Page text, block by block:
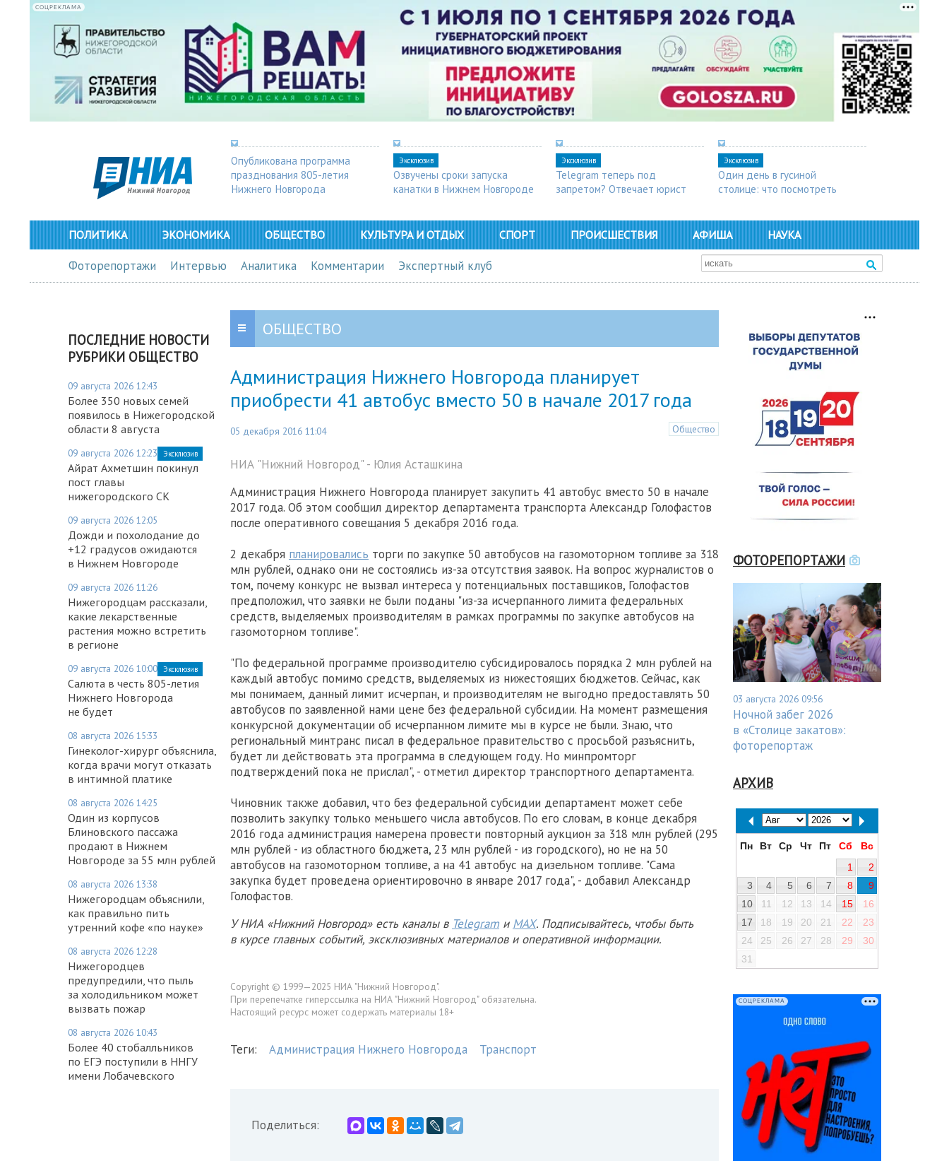
СОЦРЕКЛАМА
Опубликована программа
празднования 805-летия
Нижнего Новгорода
Эксклюзив
Озвучены сроки запуска
канатки в Нижнем Новгороде
Эксклюзив
Telegram теперь под
запретом? Отвечает юрист
Эксклюзив
Один день в гусиной
столице: что посмотреть
ПОЛИТИКА ЭКОНОМИКА ОБЩЕСТВО КУЛЬТУРА И ОТДЫХ СПОРТ ПРОИСШЕСТВИЯ АФИША НАУКА
Фоторепортажи Интервью Аналитика Комментарии Экспертный клуб
ПОСЛЕДНИЕ НОВОСТИ
РУБРИКИ ОБЩЕСТВО
09 августа 2026 12:43
Более 350 новых семей
появилось в Нижегородской
области 8 августа
09 августа 2026 12:23 Эксклюзив
Айрат Ахметшин покинул
пост главы
нижегородского СК
09 августа 2026 12:05
Дожди и похолодание до
+12 градусов ожидаются
в Нижнем Новгороде
09 августа 2026 11:26
Нижегородцам рассказали,
какие лекарственные
растения можно встретить
в регионе
09 августа 2026 10:00 Эксклюзив
Салюта в честь 805-летия
Нижнего Новгорода
не будет
08 августа 2026 15:33
Гинеколог-хирург объяснила,
когда врачи могут отказать
в интимной платике
08 августа 2026 14:25
Один из корпусов
Блиновского пассажа
продают в Нижнем
Новгороде за 55 млн рублей
08 августа 2026 13:38
Нижегородцам объяснили,
как правильно пить
утренний кофе «по науке»
08 августа 2026 12:28
Нижегородцев
предупредили, что пыль
за холодильником может
вызвать пожар
08 августа 2026 10:43
Более 40 стобалльников
по ЕГЭ поступили в ННГУ
имени Лобачевского
ОБЩЕСТВО
Администрация Нижнего Новгорода планирует
приобрести 41 автобус вместо 50 в начале 2017 года
05 декабря 2016 11:04 Общество
НИА "Нижний Новгород" - Юлия Асташкина
Администрация Нижнего Новгорода планирует закупить 41 автобус вместо 50 в начале
2017 года. Об этом сообщил директор департамента транспорта Александр Голофастов
после оперативного совещания 5 декабря 2016 года.
2 декабря планировались торги по закупке 50 автобусов на газомоторном топливе за 318
млн рублей, однако они не состоялись из-за отсутствия заявок. На вопрос журналистов о
том, почему конкурс не вызвал интереса у потенциальных поставщиков, Голофастов
предположил, что заявки не были поданы "из-за исчерпанного лимита федеральных
средств, выделяемых производителям в рамках программы по закупке автобусов на
газомоторном топливе".
"По федеральной программе производителю субсидировалось порядка 2 млн рублей на
каждый автобус помимо средств, выделяемых из нижестоящих бюджетов. Сейчас, как
мы понимаем, данный лимит исчерпан, и производителям не выгодно предоставлять 50
автобусов по заявленной нами цене без федеральной субсидии. На момент размещения
конкурсной документации об исчерпанном лимите мы в курсе не были. Знаю, что
региональный минтранс писал в федеральное правительство с просьбой разъяснить,
будет ли действовать эта программа в следующем году. Но минпромторг
подтверждений пока не прислал", - отметил директор транспортного департамента.
Чиновник также добавил, что без федеральной субсидии департамент может себе
позволить закупку только меньшего числа автобусов. По его словам, в конце декабря
2016 года администрация намерена провести повторный аукцион за 318 млн рублей (295
млн рублей - из областного бюджета, 23 млн рублей - из городского), но не на 50
автобусов на газомоторном топливе, а на 41 автобус на дизельном топливе. "Сама
закупка будет проведена ориентировочно в январе 2017 года", - добавил Александр
Голофастов.
У НИА «Нижний Новгород» есть каналы в Telegram и MAX. Подписывайтесь, чтобы быть
в курсе главных событий, эксклюзивных материалов и оперативной информации.
Copyright © 1999—2025 НИА "Нижний Новгород".
При перепечатке гиперссылка на НИА "Нижний Новгород" обязательна.
Настоящий ресурс может содержать материалы 18+
Теги: Администрация Нижнего Новгорода Транспорт
Поделиться:
ФОТОРЕПОРТАЖИ
03 августа 2026 09:56
Ночной забег 2026
в «Столице закатов»:
фоторепортаж
АРХИВ
Пн Вт Ср Чт Пт Сб
Вс
1
2
3
4 5 6 7 8
9
10
11 12 13 14 15
16
17
18 19 20 21 22
23
24
25 26 27 28 29
30
31
СОЦРЕКЛАМА